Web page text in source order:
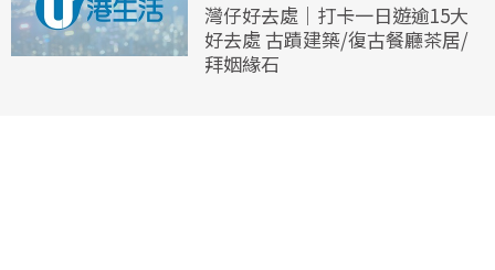
灣仔好去處｜打卡一日遊逾15大
好去處 古蹟建築/復古餐廳茶居/
拜姻緣石